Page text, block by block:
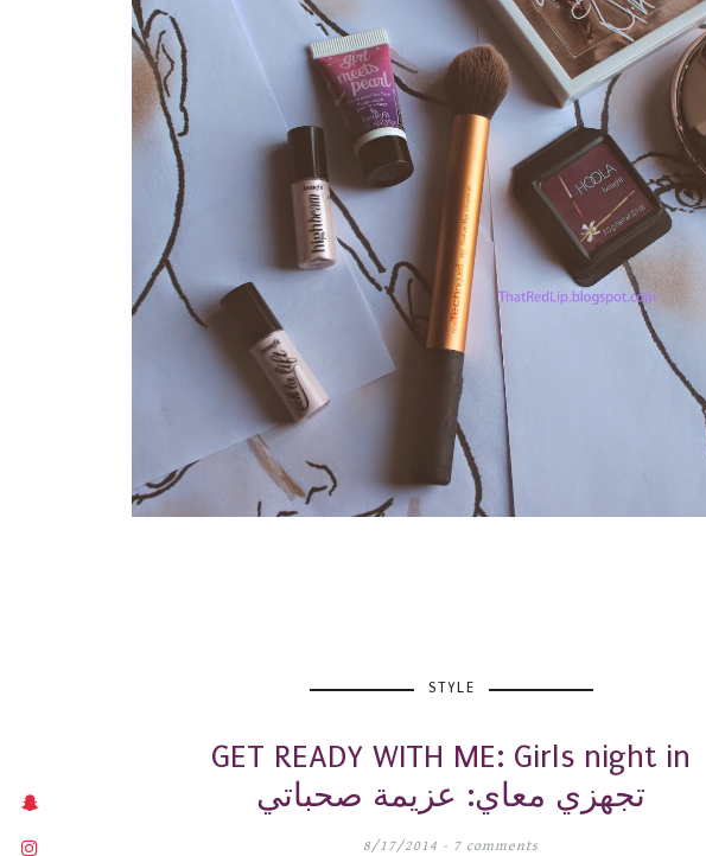
STYLE
GET READY WITH ME: Girls night in
تجهزي معاي: عزيمة صحباتي
8/17/2014 - 7 comments